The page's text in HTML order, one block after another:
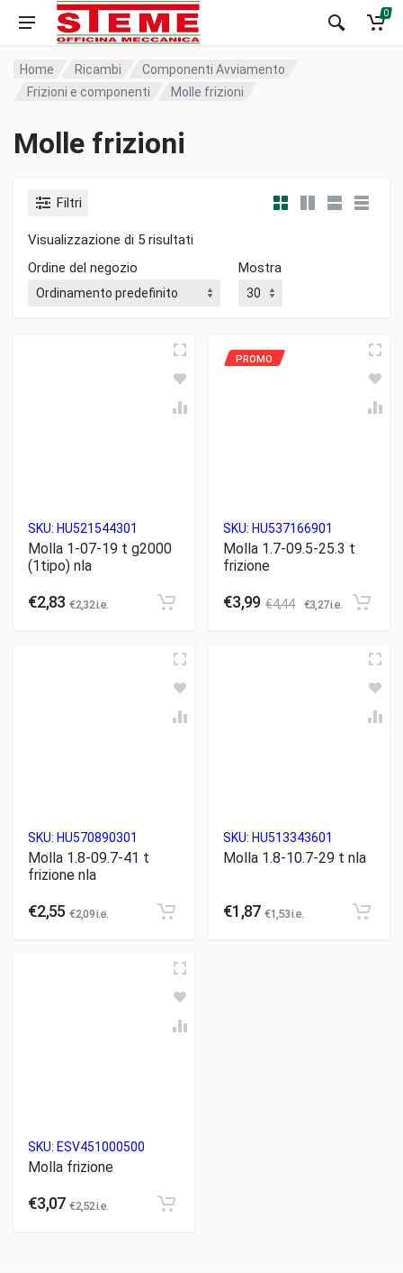
0
Home Ricambi
Componenti Avviamento
Frizioni e componenti
Molle frizioni
Molle frizioni
Filtri
Visualizzazione di 5 risultati
Ordine del negozio
Mostra
SKU: HU521544301
Molla 1-07-19 t g2000
(1tipo) nla
€2,83 €2,32i.e.
SKU: HU537166901
Molla 1.7-09.5-25.3 t
frizione
€3,99 €4,44 €3,27i.e.
SKU: HU570890301
Molla 1.8-09.7-41 t
frizione nla
€2,55 €2,09i.e.
SKU: HU513343601
Molla 1.8-10.7-29 t nla
€1,87 €1,53i.e.
SKU: ESV451000500
Molla frizione
€3,07 €2,52i.e.